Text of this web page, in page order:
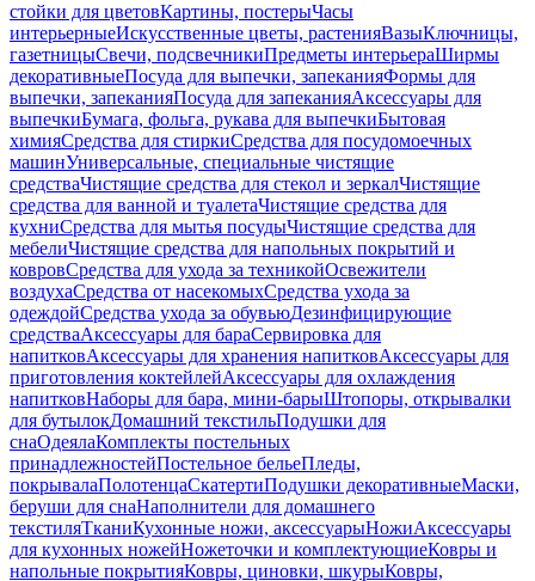
стойки для цветовКартины, постерыЧасы
интерьерныеИскусственные цветы, растенияВазыКлючницы,
газетницыСвечи, подсвечникиПредметы интерьераШирмы
декоративныеПосуда для выпечки, запеканияФормы для
выпечки, запеканияПосуда для запеканияАксессуары для
выпечкиБумага, фольга, рукава для выпечкиБытовая
химияСредства для стиркиСредства для посудомоечных
машинУниверсальные, специальные чистящие
средстваЧистящие средства для стекол и зеркалЧистящие
средства для ванной и туалетаЧистящие средства для
кухниСредства для мытья посудыЧистящие средства для
мебелиЧистящие средства для напольных покрытий и
ковровСредства для ухода за техникойОсвежители
воздухаСредства от насекомыхСредства ухода за
одеждойСредства ухода за обувьюДезинфицирующие
средстваАксессуары для бараСервировка для
напитковАксессуары для хранения напитковАксессуары для
приготовления коктейлейАксессуары для охлаждения
напитковНаборы для бара, мини-барыШтопоры, открывалки
для бутылокДомашний текстильПодушки для
снаОдеялаКомплекты постельных
принадлежностейПостельное бельеПледы,
покрывалаПолотенцаСкатертиПодушки декоративныеМаски,
беруши для снаНаполнители для домашнего
текстиляТканиКухонные ножи, аксессуарыНожиАксессуары
для кухонных ножейНожеточки и комплектующиеКовры и
напольные покрытияКовры, циновки, шкурыКовры,